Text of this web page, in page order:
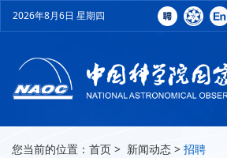
2026年8月6日 星期四
您当前的位置： 首页 > 新闻动态 > 招聘